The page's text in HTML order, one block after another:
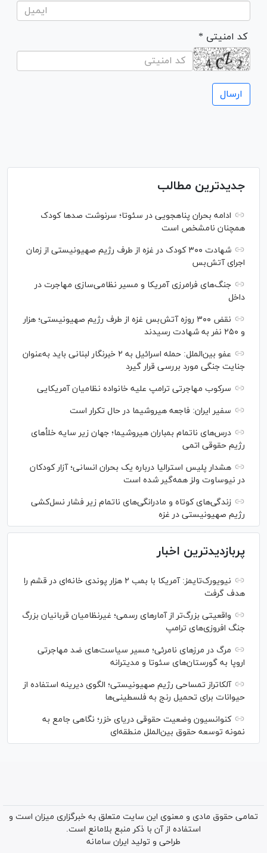
* کد امنیتی
جدیدترین مطالب
ادامه بحران پناهجویی در سئوتا؛ سرنوشت صدها کودک
همچنان نامشخص است
شهادت ۳۰۰ کودک در غزه از طرف رژیم صهیونیستی از زمان
اجرای آتش‌بس
جنگ‌های فرامرزی آمریکا و مسیر نظامی‌سازی مهاجرت در
داخل
نقض ۳۰۰ روزه آتش‌بس غزه از طرف رژیم صهیونیستی؛ هزار
و ۲۵۰ نفر به شهادت رسیدند
عفو بین‌الملل: حمله اسرائیل به ۲ خبرنگار لبنانی باید به‌عنوان
جنایت جنگی مورد بررسی قرار گیرد
سرکوب مهاجرتی ترامپ علیه خانواده نظامیان آمریکایی
سفیر ایران: فاجعه هیروشیما در حال تکرار است
درس‌های ناتمام بمباران هیروشیما؛ جهان زیر سایه خلأ‌های
رژیم حقوقی اتمی
هشدار پلیس استرالیا درباره یک بحران انسانی؛ آزار کودکان
در نیوساوت ولز همه‌گیر شده است
زندگی‌های کوتاه و مادرانگی‌های ناتمام زیر فشار نسل‌کشی
رژیم صهیونیستی در غزه
پربازدیدترین اخبار
نیویورک‌تایمز: آمریکا با بمب ۲ هزار پوندی خانه‌ای در قشم را
هدف گرفت
واقعیتی بزرگ‌تر از آمار‌های رسمی؛ غیرنظامیان قربانیان بزرگ
جنگ افروزی‌های ترامپ
مرگ در مرز‌های نامرئی؛ مسیر سیاست‌های ضد مهاجرتی
اروپا به گورستان‌های سئوتا و مدیترانه
آلکاتراز تمساحی رژیم صهیونیستی؛ الگوی دیرینه استفاده از
حیوانات برای تحمیل رنج به فلسطینی‌ها
کنوانسیون وضعیت حقوقی دریای خزر؛ نگاهی جامع به
نمونه توسعه حقوق بین‌الملل منطقه‌ای
تمامی حقوق مادی و معنوی این سایت متعلق به خبرگزاری میزان است و
استفاده از آن با ذکر منبع بلامانع است.
طراحی و تولید ایران سامانه